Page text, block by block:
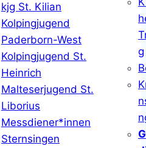
kjg St. Kilian
Kolpingjugend
Paderborn-West
Kolpingjugend St.
Heinrich
Malteserjugend St.
Liborius
Messdiener*innen
Sternsingen
g